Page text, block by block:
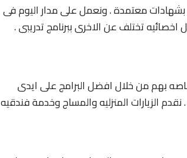
بشهادات معتمدة . ونعمل على مدار اليوم فى
تختلف عن الاخرى ببرنامج تدريبى .
بهم من خلال افضل البرامج على ايدى
الزيارات المنزليه والمساج وخدمة فندقيه